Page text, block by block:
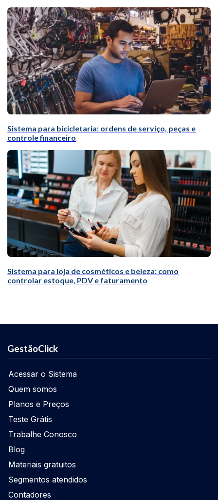
Sistema para bicicletaria: ordens de serviço, peças e
controle financeiro
Sistema para loja de cosméticos e beleza: como
controlar estoque, PDV e faturamento
GestãoClick
Acessar o Sistema
Quem somos
Planos e Preços
Teste Grátis
Trabalhe Conosco
Blog
Materiais gratuitos
Segmentos atendidos
Contadores